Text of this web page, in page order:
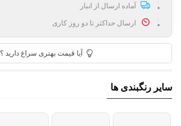
آماده ارسال از انبار
ارسال حداکثر تا دو روز کاری
آیا قیمت بهتری سراغ دارید ؟
سایر رنگبندی ها